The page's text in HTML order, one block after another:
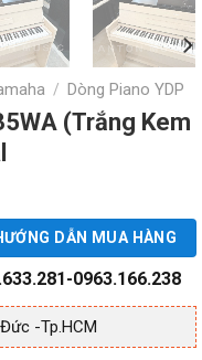
/ Dòng Piano YDP
(Trắng Kem
DẪN MUA HÀNG
0963.166.238
-Tp.HCM